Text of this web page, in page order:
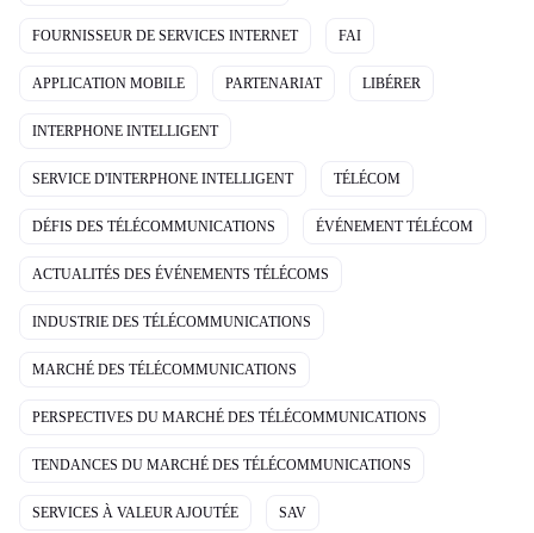
FOURNISSEUR DE SERVICES INTERNET FAI
APPLICATION MOBILE PARTENARIAT LIBÉRER
INTERPHONE INTELLIGENT
SERVICE D'INTERPHONE INTELLIGENT TÉLÉCOM
DÉFIS DES TÉLÉCOMMUNICATIONS ÉVÉNEMENT TÉLÉCOM
ACTUALITÉS DES ÉVÉNEMENTS TÉLÉCOMS
INDUSTRIE DES TÉLÉCOMMUNICATIONS
MARCHÉ DES TÉLÉCOMMUNICATIONS
PERSPECTIVES DU MARCHÉ DES TÉLÉCOMMUNICATIONS
TENDANCES DU MARCHÉ DES TÉLÉCOMMUNICATIONS
SERVICES À VALEUR AJOUTÉE SAV